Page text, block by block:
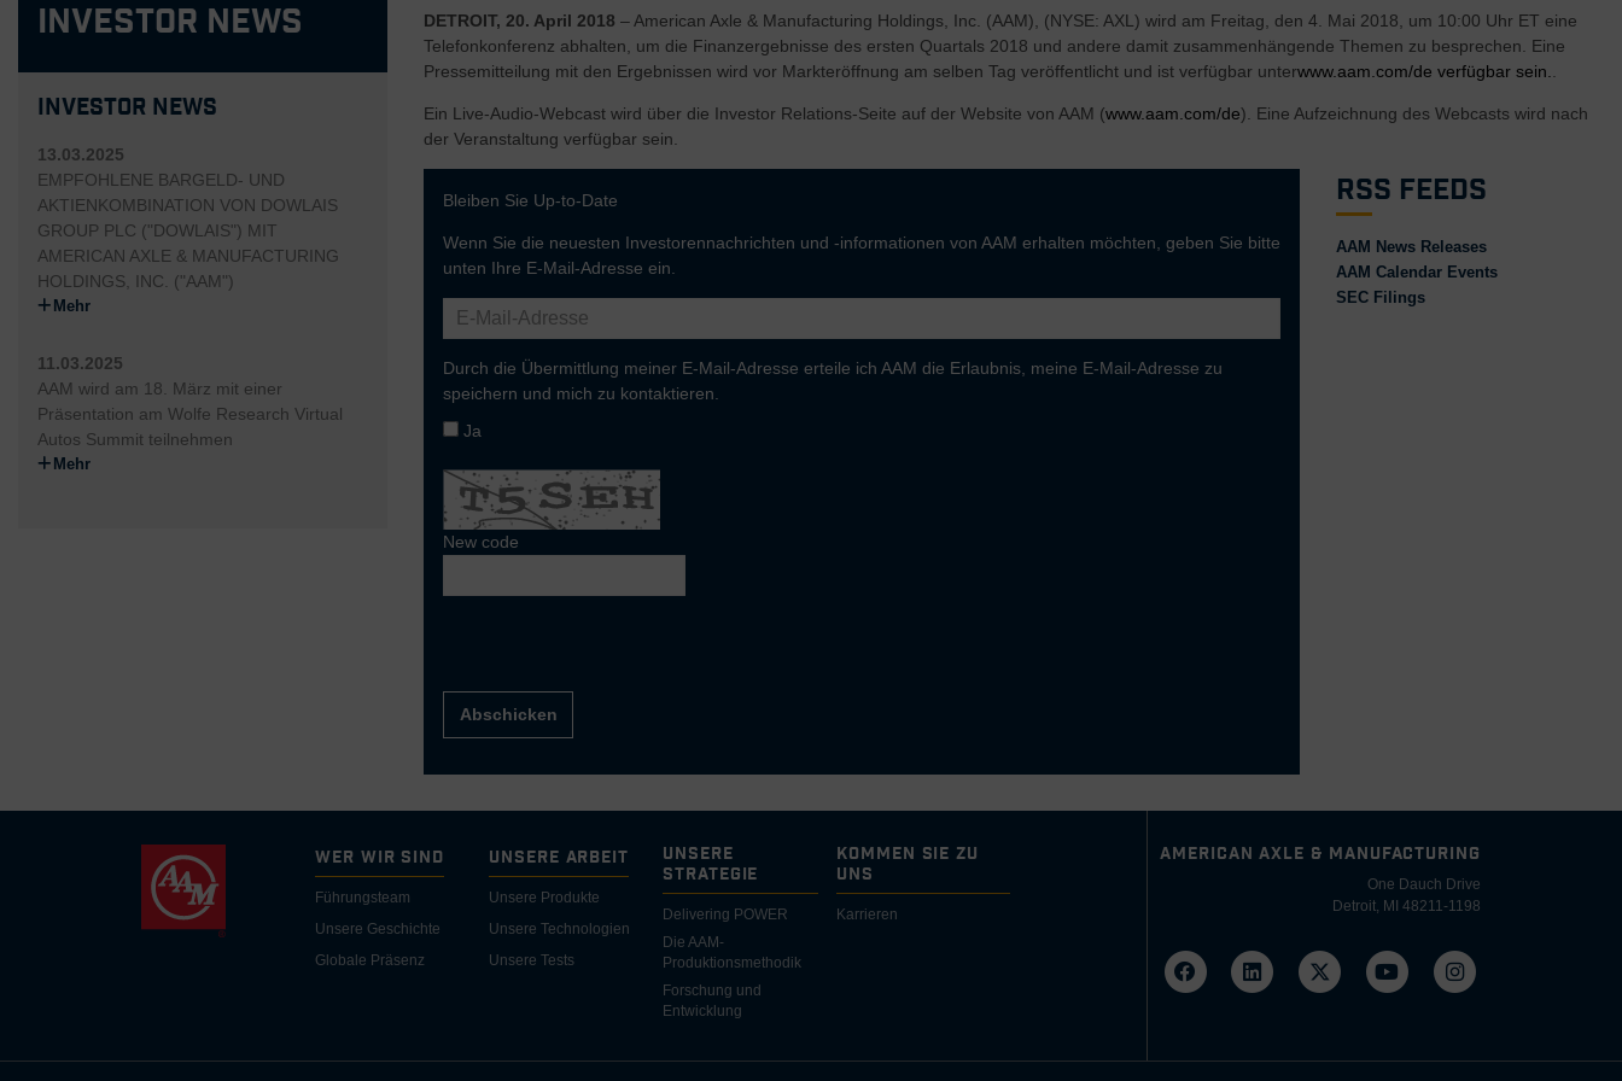
Investor News
Investor News
13.03.2025
EMPFOHLENE BARGELD- UND
AKTIENKOMBINATION VON DOWLAIS
GROUP PLC ("DOWLAIS") MIT
AMERICAN AXLE & MANUFACTURING
HOLDINGS, INC. ("AAM")
Mehr
11.03.2025
AAM wird am 18. März mit einer
Präsentation am Wolfe Research Virtual
Autos Summit teilnehmen
Mehr
DETROIT, 20. April 2018 – American Axle & Manufacturing Holdings, Inc. (AAM), (NYSE: AXL) wird am Freitag, den 4. Mai 2018, um 10:00 Uhr ET eine
Telefonkonferenz abhalten, um die Finanzergebnisse des ersten Quartals 2018 und andere damit zusammenhängende Themen zu besprechen. Eine
Pressemitteilung mit den Ergebnissen wird vor Markteröffnung am selben Tag veröffentlicht und ist verfügbar unterwww.aam.com/de verfügbar sein.
Ein Live-Audio-Webcast wird über die Investor Relations-Seite auf der Website von AAM (www.aam.com/de). Eine Aufzeichnung des Webcasts wird nach
der Veranstaltung verfügbar sein.
Bleiben Sie Up-to-Date
Wenn Sie die neuesten Investorennachrichten und -informationen von AAM erhalten möchten, geben Sie bitte
unten Ihre E-Mail-Adresse ein.
Durch die Übermittlung meiner E-Mail-Adresse erteile ich AAM die Erlaubnis, meine E-Mail-Adresse zu
speichern und mich zu kontaktieren.
Ja
New code
Abschicken
RSS Feeds
AAM News Releases
AAM Calendar Events
SEC Filings
Wer wir sind
Führungsteam
Unsere Geschichte
Globale Präsenz
Unsere Arbeit
Unsere Produkte
Unsere Technologien
Unsere Tests
Unsere
Strategie
Delivering POWER
Die AAM-
Produktionsmethodik
Forschung und
Entwicklung
Kommen Sie zu
uns
Karrieren
AMERICAN AXLE & MANUFACTURING
One Dauch Drive
Detroit, MI 48211-1198